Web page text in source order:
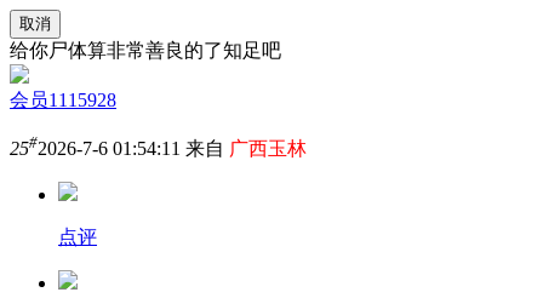
取消
给你尸体算非常善良的了知足吧
会员1115928
25#2026-7-6 01:54:11 来自 广西玉林
点评